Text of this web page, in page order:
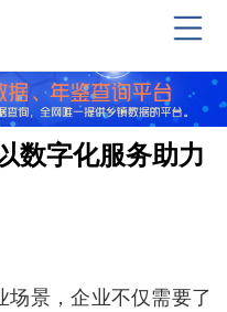
数字化服务助力
场景，企业不仅需要了